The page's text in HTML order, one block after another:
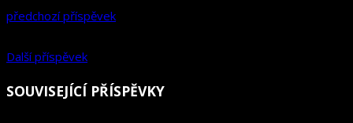
předchozí příspěvek
Další příspěvek
SOUVISEJÍCÍ PŘÍSPĚVKY